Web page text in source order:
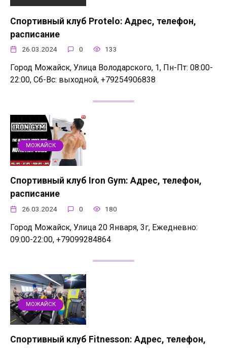
Спортивный клуб Protelo: Адрес, телефон,
расписание
26.03.2024 0 133
Город Можайск, Улица Володарского, 1, Пн-Пт: 08:00-
22:00, Сб-Вс: выходной, +79254906838
МОЖАЙСК
Спортивный клуб Iron Gym: Адрес, телефон,
расписание
26.03.2024 0 180
Город Можайск, Улица 20 Января, 3г, Ежедневно:
09:00-22:00, +79099284864
МОЖАЙСК
Спортивный клуб Fitnesson: Адрес, телефон,